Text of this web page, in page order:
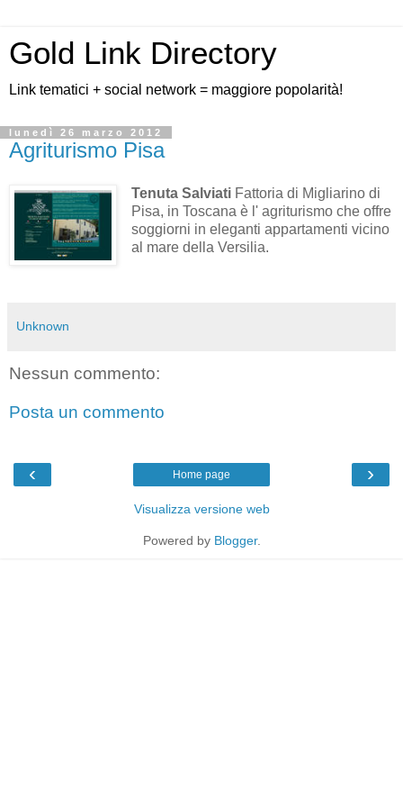
Gold Link Directory
Link tematici + social network = maggiore popolarità!
lunedì 26 marzo 2012
Agriturismo Pisa
Tenuta SalviatiFattoria di Migliarino di
Pisa, in Toscana è l' agriturismo che offre
soggiorni in eleganti appartamenti vicino
al mare della Versilia.
Unknown
Nessun commento:
Posta un commento
‹ ›
Home page
Visualizza versione web
Powered by Blogger.